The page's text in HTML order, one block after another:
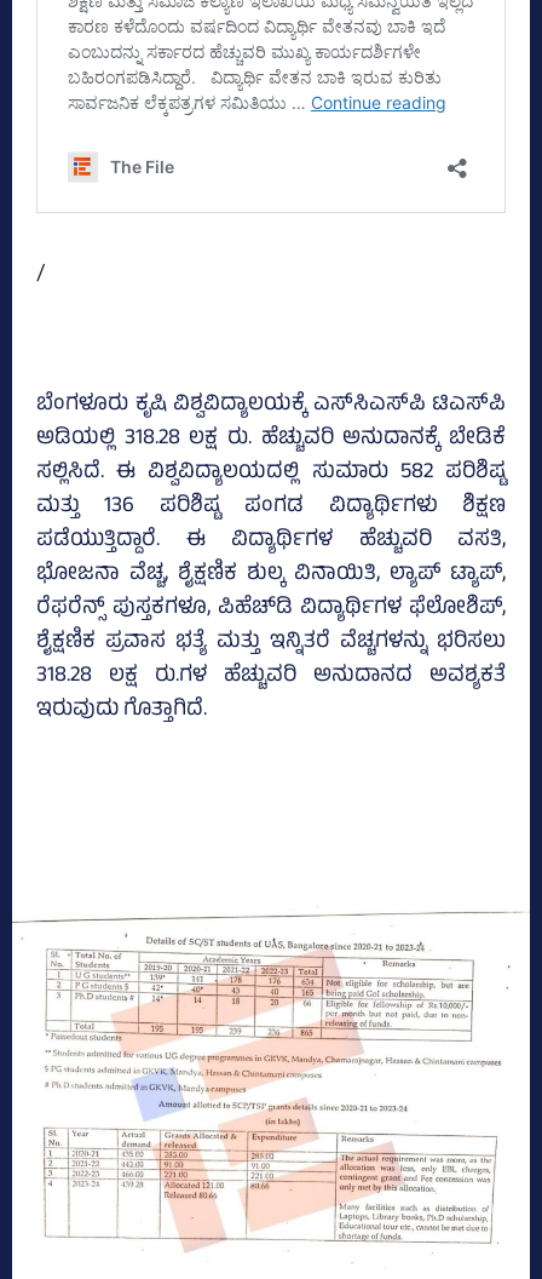
/
ಬೆಂಗಳೂರು ಕೃಷಿ ವಿಶ್ವವಿದ್ಯಾಲಯಕ್ಕೆ ಎಸ್‌ಸಿಎಸ್‌ಪಿ ಟಿಎಸ್‌ಪಿ
ಅಡಿಯಲ್ಲಿ 318.28 ಲಕ್ಷ ರು. ಹೆಚ್ಚುವರಿ ಅನುದಾನಕ್ಕೆ ಬೇಡಿಕೆ
ಸಲ್ಲಿಸಿದೆ. ಈ ವಿಶ್ವವಿದ್ಯಾಲಯದಲ್ಲಿ ಸುಮಾರು 582 ಪರಿಶಿಷ್ಟ
ಮತ್ತು 136 ಪರಿಶಿಷ್ಟ ಪಂಗಡ ವಿದ್ಯಾರ್ಥಿಗಳು ಶಿಕ್ಷಣ
ಪಡೆಯುತ್ತಿದ್ದಾರೆ. ಈ ವಿದ್ಯಾರ್ಥಿಗಳ ಹೆಚ್ಚುವರಿ ವಸತಿ,
ಭೋಜನಾ ವೆಚ್ಚ, ಶೈಕ್ಷಣಿಕ ಶುಲ್ಕ ವಿನಾಯಿತಿ, ಲ್ಯಾಪ್‌ ಟ್ಯಾಪ್‌,
ರೆಫರೆನ್ಸ್‌ ಪುಸ್ತಕಗಳೂ, ಪಿಹೆಚ್‌ಡಿ ವಿದ್ಯಾರ್ಥಿಗಳ ಫೆಲೋಶಿಪ್‌,
ಶೈಕ್ಷಣಿಕ ಪ್ರವಾಸ ಭತ್ಯೆ ಮತ್ತು ಇನ್ನಿತರೆ ವೆಚ್ಚಗಳನ್ನು ಭರಿಸಲು
318.28 ಲಕ್ಷ ರು.ಗಳ ಹೆಚ್ಚುವರಿ ಅನುದಾನದ ಅವಶ್ಯಕತೆ
ಇರುವುದು ಗೊತ್ತಾಗಿದೆ.